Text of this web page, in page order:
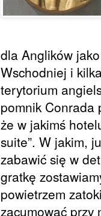
dla Anglików
Wschodniej i
terytorium
pomnik Conrada
że w jakimś
suite”. W jakim,
zabawić się w
gratkę
powietrzem
zacumować przy